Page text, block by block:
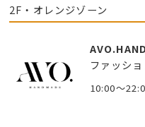
2F・オレンジゾーン
ファッシ
10:00～